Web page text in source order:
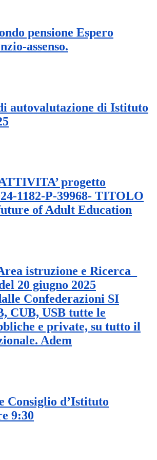
pensione Espero
assenso.
autovalutazione di Istituto
progetto
1182-P-39968- TITOLO
of Adult Education
istruzione e Ricerca_
20 giugno 2025
Confederazioni SI
CUB, USB tutte le
e private, su tutto il
Adem
Consiglio d’Istituto
9:30